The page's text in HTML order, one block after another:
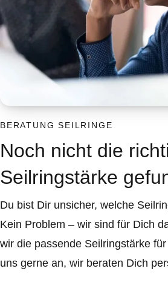
BERATUNG SEILRINGE
Noch nicht die
Seilringstärke
Du bist Dir unsicher, welche
Kein Problem – wir sind für Dich
wir die passende Seilringstärke
uns gerne an, wir beraten Dich